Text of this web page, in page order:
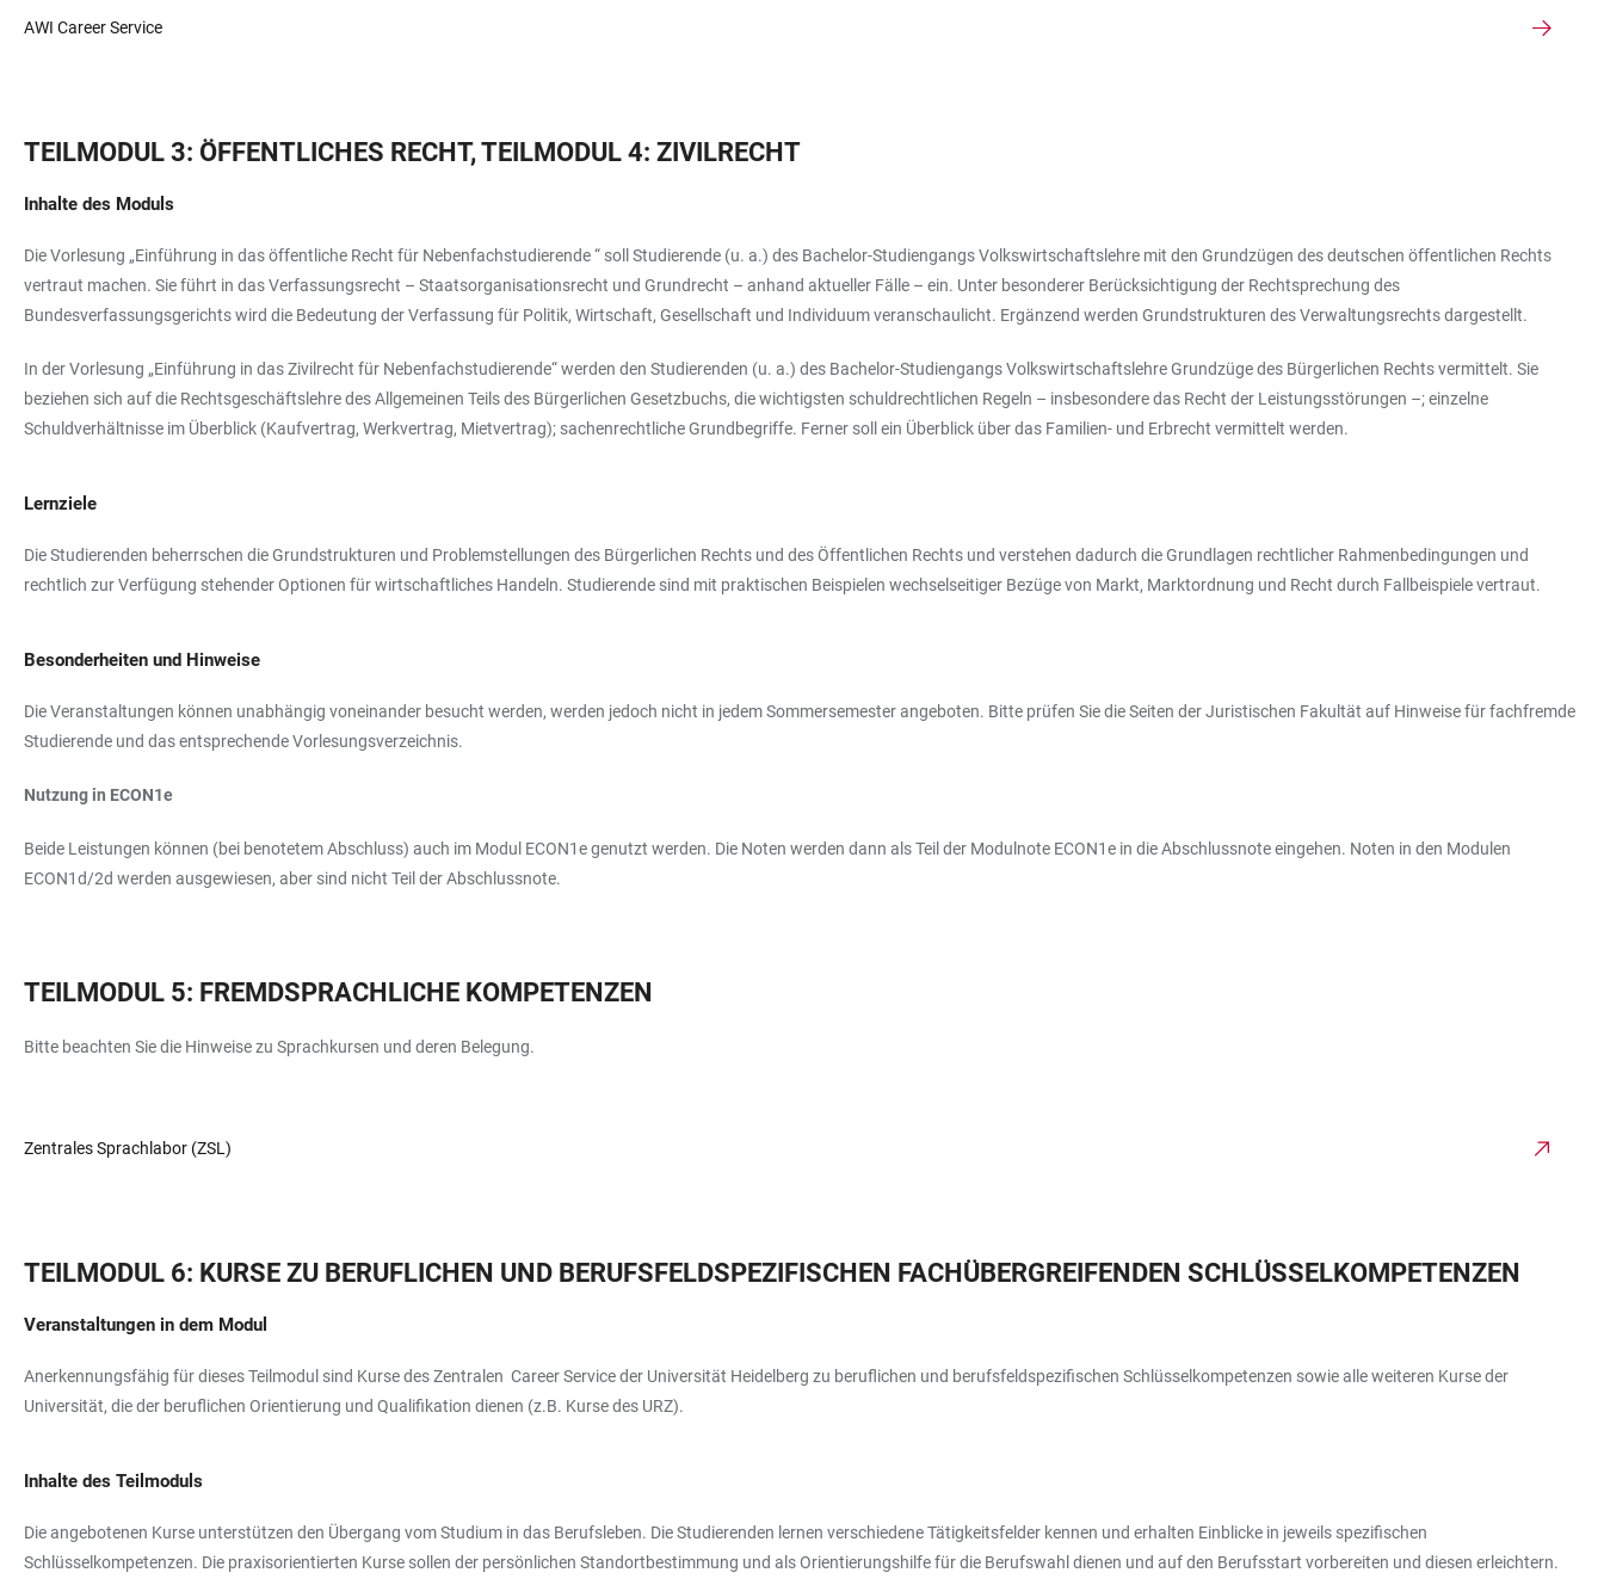
AWI Career Service
TEILMODUL 3: ÖFFENTLICHES RECHT, TEILMODUL 4: ZIVILRECHT
Inhalte des Moduls
Die Vorlesung „Einführung in das öffentliche Recht für Nebenfachstudierende “ soll Studierende (u. a.) des Bachelor-Studiengangs Volkswirtschaftslehre mit den Grundzügen des deutschen öffentlichen Rechts
vertraut machen. Sie führt in das Verfassungsrecht – Staatsorganisationsrecht und Grundrecht – anhand aktueller Fälle – ein. Unter besonderer Berücksichtigung der Rechtsprechung des
Bundesverfassungsgerichts wird die Bedeutung der Verfassung für Politik, Wirtschaft, Gesellschaft und Individuum veranschaulicht. Ergänzend werden Grundstrukturen des Verwaltungsrechts dargestellt.
In der Vorlesung „Einführung in das Zivilrecht für Nebenfachstudierende“ werden den Studierenden (u. a.) des Bachelor-Studiengangs Volkswirtschaftslehre Grundzüge des Bürgerlichen Rechts vermittelt. Sie
beziehen sich auf die Rechtsgeschäftslehre des Allgemeinen Teils des Bürgerlichen Gesetzbuchs, die wichtigsten schuldrechtlichen Regeln – insbesondere das Recht der Leistungsstörungen –; einzelne
Schuldverhältnisse im Überblick (Kaufvertrag, Werkvertrag, Mietvertrag); sachenrechtliche Grundbegriffe. Ferner soll ein Überblick über das Familien- und Erbrecht vermittelt werden.
Lernziele
Die Studierenden beherrschen die Grundstrukturen und Problemstellungen des Bürgerlichen Rechts und des Öffentlichen Rechts und verstehen dadurch die Grundlagen rechtlicher Rahmenbedingungen und
rechtlich zur Verfügung stehender Optionen für wirtschaftliches Handeln. Studierende sind mit praktischen Beispielen wechselseitiger Bezüge von Markt, Marktordnung und Recht durch Fallbeispiele vertraut.
Besonderheiten und Hinweise
Die Veranstaltungen können unabhängig voneinander besucht werden, werden jedoch nicht in jedem Sommersemester angeboten. Bitte prüfen Sie die Seiten der Juristischen Fakultät auf Hinweise für fachfremde
Studierende und das entsprechende Vorlesungsverzeichnis.
Nutzung in ECON1e
Beide Leistungen können (bei benotetem Abschluss) auch im Modul ECON1e genutzt werden. Die Noten werden dann als Teil der Modulnote ECON1e in die Abschlussnote eingehen. Noten in den Modulen
ECON1d/2d werden ausgewiesen, aber sind nicht Teil der Abschlussnote.
TEILMODUL 5: FREMDSPRACHLICHE KOMPETENZEN
Bitte beachten Sie die Hinweise zu Sprachkursen und deren Belegung.
Zentrales Sprachlabor (ZSL)
TEILMODUL 6: KURSE ZU BERUFLICHEN UND BERUFSFELDSPEZIFISCHEN FACHÜBERGREIFENDEN SCHLÜSSELKOMPETENZEN
Veranstaltungen in dem Modul
Anerkennungsfähig für dieses Teilmodul sind Kurse des Zentralen Career Service der Universität Heidelberg zu beruflichen und berufsfeldspezifischen Schlüsselkompetenzen sowie alle weiteren Kurse der
Universität, die der beruflichen Orientierung und Qualifikation dienen (z.B. Kurse des URZ).
Inhalte des Teilmoduls
Die angebotenen Kurse unterstützen den Übergang vom Studium in das Berufsleben. Die Studierenden lernen verschiedene Tätigkeitsfelder kennen und erhalten Einblicke in jeweils spezifischen
Schlüsselkompetenzen. Die praxisorientierten Kurse sollen der persönlichen Standortbestimmung und als Orientierungshilfe für die Berufswahl dienen und auf den Berufsstart vorbereiten und diesen erleichtern.